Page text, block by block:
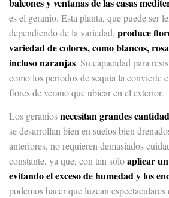
es el geranio. Esta planta, que puede ser
dependiendo de la variedad, produce
variedad de colores, como blancos,
incluso naranjas. Su capacidad para
como los periodos de sequía la convierte
flores de verano que ubicar en el exterior.
Los geraniosnecesitan grandes
se desarrollan bien en suelos bien
anteriores, no requieren demasiados
constante, ya que, con tan sóloaplicar
evitando el exceso de humedad y los
podemos hacer que luzcan